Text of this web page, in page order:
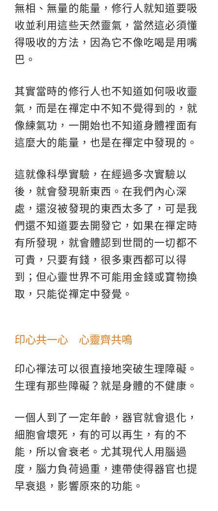
無相、無量的能量，修行人就知道要吸
收並利用這些天然靈氣，當然這必須懂
得吸收的方法，因為它不像吃喝是用嘴
巴。
其實當時的修行人也不知道如何吸收靈
氣，而是在禪定中不知不覺得到的，就
像練氣功，一開始也不知道身體裡面有
這麼大的能量，也是在禪定中發現的。
這就像科學實驗，在經過多次實驗以
後，就會發現新東西。在我們內心深
處，還沒被發現的東西太多了，可是我
們還不知道要去開發它，如果在禪定時
有所發現，就會體認到世間的一切都不
可貴，只要有錢，很多東西都可以得
到；但心靈世界不可能用金錢或寶物換
取，只能從禪定中發覺。
印心共一心 心靈齊共鳴
印心禪法可以很直接地突破生理障礙。
生理有那些障礙？就是身體的不健康。
一個人到了一定年齡，器官就會退化，
細胞會壞死，有的可以再生，有的不
能，所以會衰老。尤其現代人用腦過
度，腦力負荷過重，連帶使得器官也提
早衰退，影響原來的功能。